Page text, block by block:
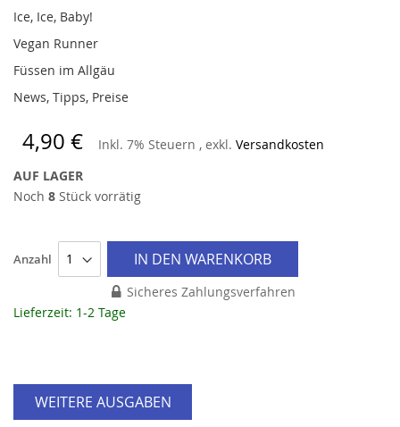
Ice, Ice, Baby!
Vegan Runner
Füssen im Allgäu
News, Tipps, Preise
4,90 € Inkl. 7% Steuern , exkl. Versandkosten
AUF LAGER
Noch 8 Stück vorrätig
Anzahl IN DEN WARENKORB
Sicheres Zahlungsverfahren
Lieferzeit: 1-2 Tage
WEITERE AUSGABEN